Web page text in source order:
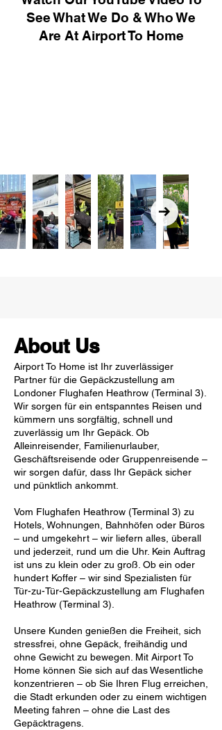
See What We Do & Who We
Are At Airport To Home
About Us
Airport To Home ist Ihr zuverlässiger
Partner für die Gepäckzustellung am
Londoner Flughafen Heathrow (Terminal 3).
Wir sorgen für ein entspanntes Reisen und
kümmern uns sorgfältig, schnell und
zuverlässig um Ihr Gepäck. Ob
Alleinreisender, Familienurlauber,
Geschäftsreisende oder Gruppenreisende –
wir sorgen dafür, dass Ihr Gepäck sicher
und pünktlich ankommt.
Vom Flughafen Heathrow (Terminal 3) zu
Hotels, Wohnungen, Bahnhöfen oder Büros
– und umgekehrt – wir liefern alles, überall
und jederzeit, rund um die Uhr. Kein Auftrag
ist uns zu klein oder zu groß. Ob ein oder
hundert Koffer – wir sind Spezialisten für
Tür-zu-Tür-Gepäckzustellung am Flughafen
Heathrow (Terminal 3).
Unsere Kunden genießen die Freiheit, sich
stressfrei, ohne Gepäck, freihändig und
ohne Gewicht zu bewegen. Mit Airport To
Home können Sie sich auf das Wesentliche
konzentrieren – ob Sie Ihren Flug erreichen,
die Stadt erkunden oder zu einem wichtigen
Meeting fahren – ohne die Last des
Gepäcktragens.